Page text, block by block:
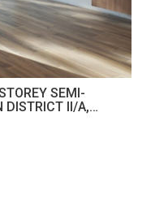
SEMI-
DISTRICT II/A,